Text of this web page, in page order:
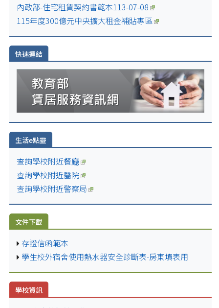
內政部-住宅租賃契約書範本113-07-08
115年度300億元中央擴大租金補貼專區
快速連結
生活e點靈
查詢學校附近餐廰
查詢學校附近醫院
查詢學校附近警察局
文件下載
存證信函範本
學生校外宿舍使用熱水器安全診斷表-房東填表用
學校資訊